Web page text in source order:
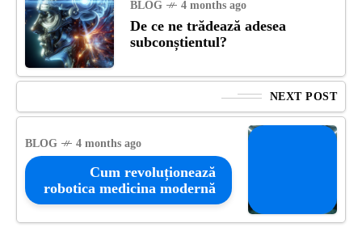
BLOG 4 months ago
De ce ne trădează adesea
subconștientul?
NEXT POST
BLOG 4 months ago
Cum revoluționează
robotica medicina modernă